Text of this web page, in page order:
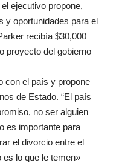
ejecutivo propone,
y oportunidades para el
recibía $30,000
proyecto del gobierno
con el país y propone
de Estado. “El país
no ser alguien
es importante para
el divorcio entre el
lo que le temen»